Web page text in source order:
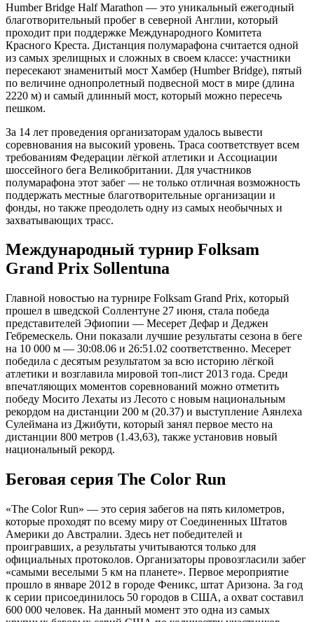
Humber Bridge Half Marathon — это уникальный ежегодный
благотворительный пробег в северной Англии, который
проходит при поддержке Международного Комитета
Красного Креста. Дистанция полумарафона считается одной
из самых зрелищных и сложных в своем классе: участники
пересекают знаменитый мост Хамбер (Humber Bridge), пятый
по величине однопролетный подвесной мост в мире (длина
2220 м) и самый длинный мост, который можно пересечь
пешком.
За 14 лет проведения организаторам удалось вывести
соревнования на высокий уровень. Траса соответствует всем
требованиям Федерации лёгкой атлетики и Ассоциации
шоссейного бега Великобритании. Для участников
полумарафона этот забег — не только отличная возможность
поддержать местные благотворительные организации и
фонды, но также преодолеть одну из самых необычных и
захватывающих трасс.
Международный турнир Folksam
Grand Prix Sollentuna
Главной новостью на турнире Folksam Grand Prix, который
прошел в шведской Соллентуне 27 июня, стала победа
представителей Эфиопии — Месерет Дефар и Деджен
Гебремескель. Они показали лучшие результаты сезона в беге
на 10 000 м — 30:08.06 и 26:51.02 соответственно. Месерет
победила с десятым результатом за всю историю лёгкой
атлетики и возглавила мировой топ-лист 2013 года. Среди
впечатляющих моментов соревнований можно отметить
победу Мосито Лехаты из Лесото с новым национальным
рекордом на дистанции 200 м (20.37) и выступление Аянлеха
Сулеймана из Джибути, который занял первое место на
дистанции 800 метров (1.43,63), также установив новый
национальный рекорд.
Беговая серия The Color Run
«The Color Run» — это серия забегов на пять километров,
которые проходят по всему миру от Соединенных Штатов
Америки до Австралии. Здесь нет победителей и
проигравших, а результаты учитываются только для
официальных протоколов. Организаторы провозгласили забег
«самыми веселыми 5 км на планете». Первое мероприятие
прошло в январе 2012 в городе Феникс, штат Аризона. За год
к серии присоединилось 50 городов в США, а охват составил
600 000 человек. На данный момент это одна из самых